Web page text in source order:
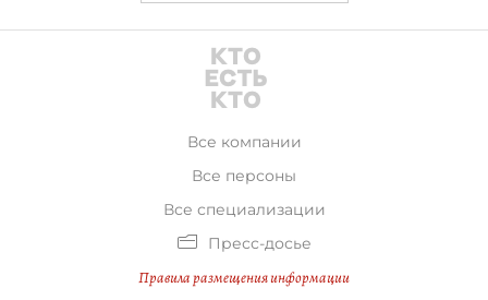
Все компании
Все персоны
Все специализации
Пресс-досье
Правила размещения информации